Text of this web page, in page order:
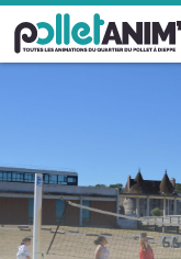
Pollet Anim'